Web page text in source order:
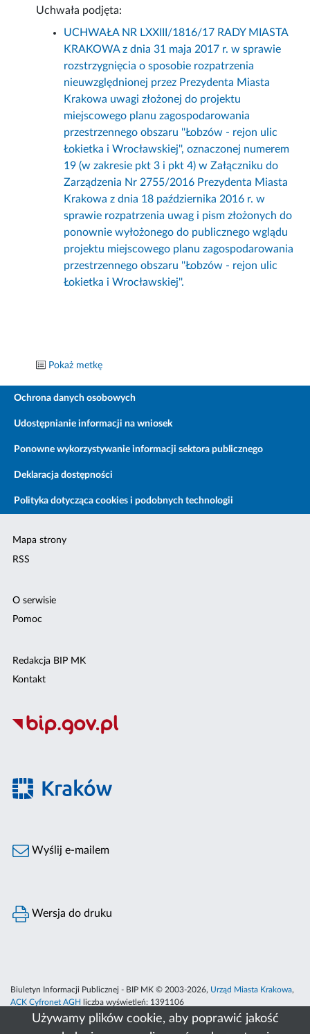
Używamy plików cookie, aby poprawić jakość
Uchwała podjęta:
UCHWAŁA NR LXXIII/1816/17 RADY MIASTA
KRAKOWA z dnia 31 maja 2017 r. w sprawie
rozstrzygnięcia o sposobie rozpatrzenia
nieuwzględnionej przez Prezydenta Miasta
Krakowa uwagi złożonej do projektu
miejscowego planu zagospodarowania
przestrzennego obszaru ''Łobzów - rejon ulic
Łokietka i Wrocławskiej'', oznaczonej numerem
19 (w zakresie pkt 3 i pkt 4) w Załączniku do
Zarządzenia Nr 2755/2016 Prezydenta Miasta
Krakowa z dnia 18 października 2016 r. w
sprawie rozpatrzenia uwag i pism złożonych do
ponownie wyłożonego do publicznego wglądu
projektu miejscowego planu zagospodarowania
przestrzennego obszaru ''Łobzów - rejon ulic
Łokietka i Wrocławskiej''.
Pokaż metkę
Ochrona danych osobowych
Udostępnianie informacji na wniosek
Ponowne wykorzystywanie informacji sektora publicznego
Deklaracja dostępności
Polityka dotycząca cookies i podobnych technologii
Mapa strony
RSS
O serwisie
Pomoc
Redakcja BIP MK
Kontakt
Wyślij e-mailem
Wersja do druku
Biuletyn Informacji Publicznej - BIP MK © 2003-2026, Urząd Miasta Krakowa,
ACK Cyfronet AGH
liczba wyświetleń: 1391106